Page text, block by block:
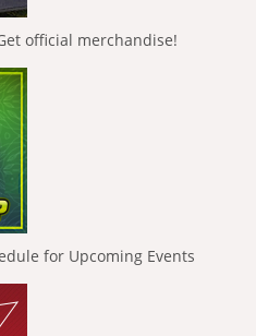
official merchandise!
for Upcoming Events